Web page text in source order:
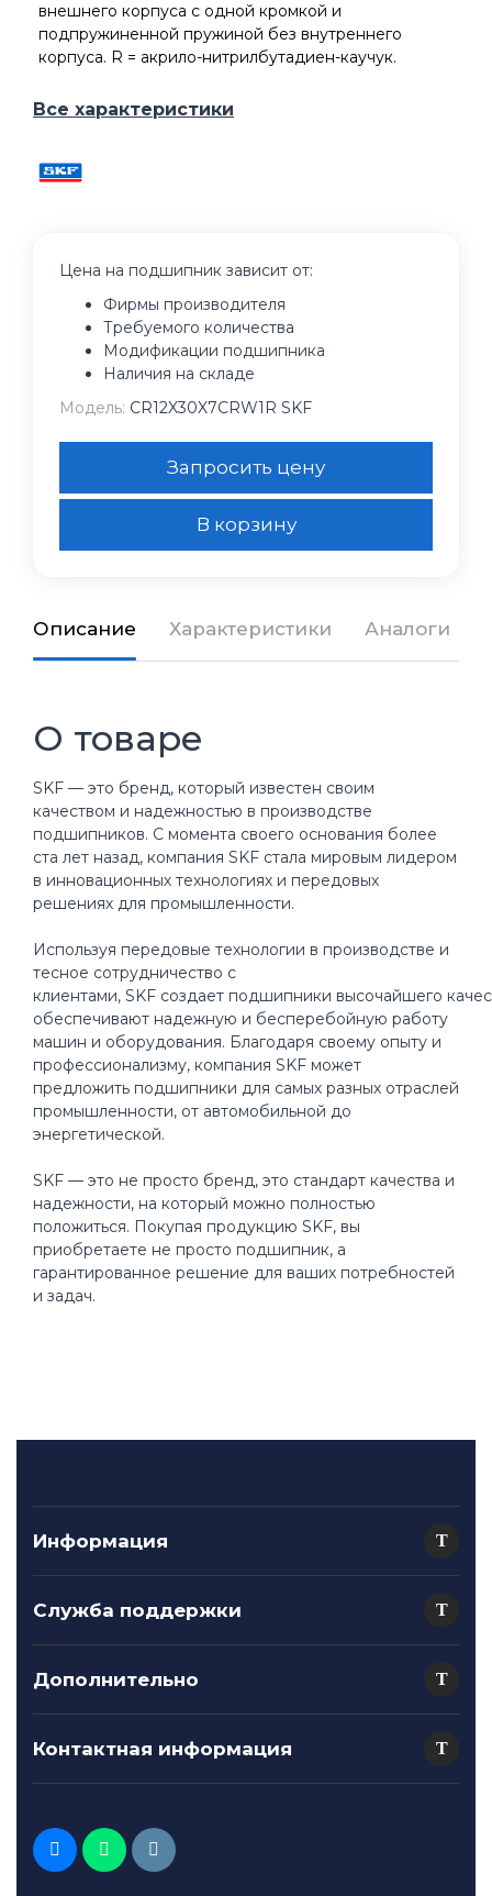
внешнего корпуса с одной кромкой и
подпружиненной пружиной без внутреннего
корпуса. R = акрило-нитрилбутадиен-каучук.
Все характеристики
Цена на подшипник зависит от:
Фирмы производителя
Требуемого количества
Модификации подшипника
Наличия на складе
Модель: CR12X30X7CRW1R SKF
Запросить цену
В корзину
Описание Характеристики Аналоги
О товаре
SKF — это бренд, который известен своим
качеством и надежностью в производстве
подшипников. С момента своего основания более
ста лет назад, компания SKF стала мировым лидером
в инновационных технологиях и передовых
решениях для промышленности.
Используя передовые технологии в производстве и
тесное сотрудничество с
клиентами, SKF создает подшипники высочайшего
обеспечивают надежную и бесперебойную работу
машин и оборудования. Благодаря своему опыту и
профессионализму, компания SKF может
предложить подшипники для самых разных отраслей
промышленности, от автомобильной до
энергетической.
SKF — это не просто бренд, это стандарт качества и
надежности, на который можно полностью
положиться. Покупая продукцию SKF, вы
приобретаете не просто подшипник, а
гарантированное решение для ваших потребностей
и задач.
Информация
Служба поддержки
Дополнительно
Контактная информация